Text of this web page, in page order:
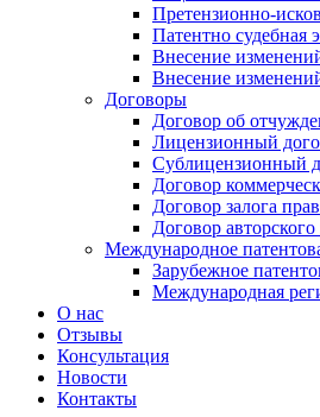
Претензионно-
Патентно судебная
Внесение
Внесение
Договоры
Договор об
Лицензионный
Сублицензионный
Договор
Договор залога прав
Договор авторского
Международное
Зарубежное
Международная
О нас
Отзывы
Консультация
Новости
Контакты